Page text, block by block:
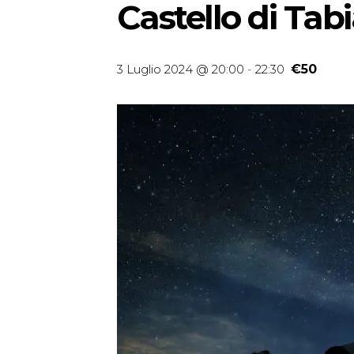
Castello di
3 Luglio 2024 @ 20:00 - 22:30 €50